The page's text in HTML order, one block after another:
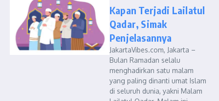
Kapan Terjadi Lailatul
Qadar, Simak
Penjelasannya
JakartaVibes.com, Jakarta –
Bulan Ramadan selalu
menghadirkan satu malam
yang paling dinanti umat Islam
di seluruh dunia, yakni Malam